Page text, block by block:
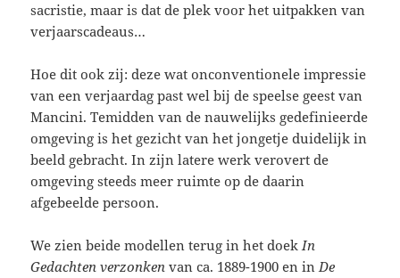
sacristie, maar is dat de plek voor het uitpakken van
verjaarscadeaus…
Hoe dit ook zij: deze wat onconventionele impressie
van een verjaardag past wel bij de speelse geest van
Mancini. Temidden van de nauwelijks gedefinieerde
omgeving is het gezicht van het jongetje duidelijk in
beeld gebracht. In zijn latere werk verovert de
omgeving steeds meer ruimte op de daarin
afgebeelde persoon.
We zien beide modellen terug in het doekIn
Gedachten verzonken van ca. 1889-1900 en inDe